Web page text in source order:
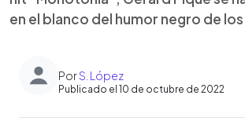
en el blanco del humor negro de
PorS. López
Publicado el 10 de octubre de 2022